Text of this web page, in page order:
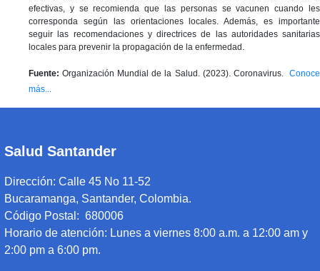
efectivas, y se recomienda que las personas se vacunen cuando les
corresponda según las orientaciones locales. Además, es importante
seguir las recomendaciones y directrices de las autoridades sanitarias
locales para prevenir la propagación de la enfermedad.
Fuente: Organización Mundial de la Salud. (2023). Coronavirus. Conoce
más...
Salud Santander
Dirección: Calle 45 No 11-52
Bucaramanga, Santander, Colombia.
Código Postal: 680006
Horario de atención: Lunes a viernes 8:00 a.m. a 12:00 am y
2:00 pm a 6:00 pm.